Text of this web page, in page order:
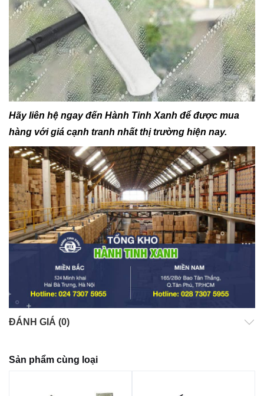
Hãy liên hệ ngay đến Hành Tinh Xanh để được mua
hàng với giá cạnh tranh nhất thị trường hiện nay.
ĐÁNH GIÁ (0)
Sản phẩm cùng loại